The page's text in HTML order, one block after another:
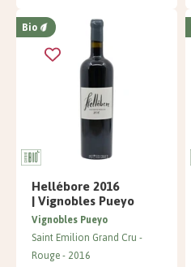
Bio
Hellébore 2016
| Vignobles Pueyo
Vignobles Pueyo
Saint Emilion Grand Cru
Rouge 2016